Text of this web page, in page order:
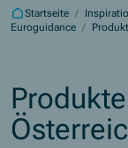
Startseite /
Euroguidance /